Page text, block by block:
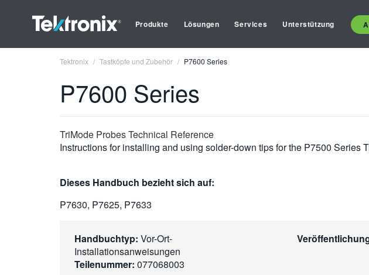
Produkte Lösungen Services Unterstützung
Tektronix Tastköpfe und Zubehör P7600 Series
P7600 Series
TriMode Probes Technical Reference
Instructions for installing and using solder-down tips for the P7500 Series
Dieses Handbuch bezieht sich auf:
P7630, P7625, P7633
Handbuchtyp: Vor-Ort-
Installationsanweisungen
Teilenummer: 077068003